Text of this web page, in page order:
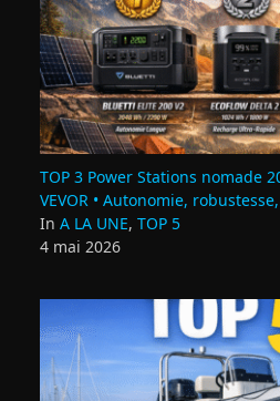
TOP 3 Power Stations nomade
VEVOR • Autonomie,
In A LA UNE, TOP 5
4 mai 2026